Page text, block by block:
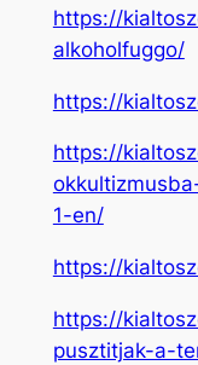
https://
alkoholfuggo/
https://
https://
1-en/
https://
https://
pusztitjak-a-